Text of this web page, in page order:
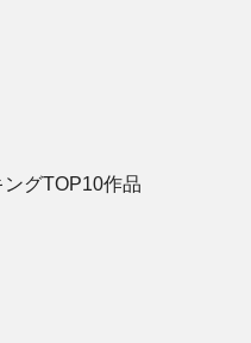
グTOP10作品